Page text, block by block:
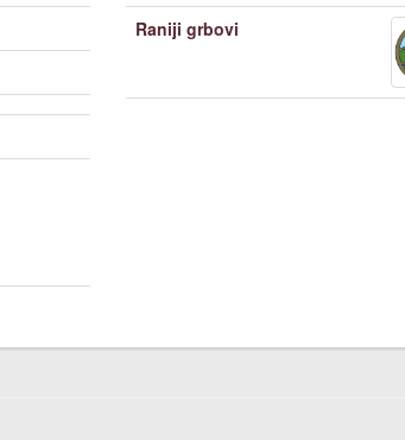
Raniji grbovi